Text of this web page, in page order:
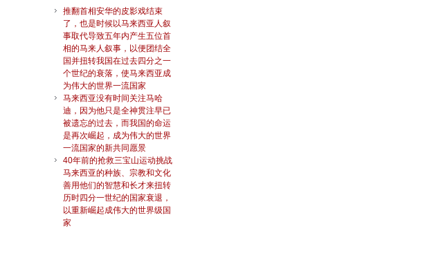
推翻首相安华的皮影戏结束
了，也是时候以马来西亚人叙
事取代导致五年内产生五位首
相的马来人叙事，以便团结全
国并扭转我国在过去四分之一
个世纪的衰落，使马来西亚成
为伟大的世界一流国家
马来西亚没有时间关注马哈
迪，因为他只是全神贯注早已
被遗忘的过去，而我国的命运
是再次崛起，成为伟大的世界
一流国家的新共同愿景
40年前的抢救三宝山运动挑战
马来西亚的种族、宗教和文化
善用他们的智慧和长才来扭转
历时四分一世纪的国家衰退，
以重新崛起成伟大的世界级国
家